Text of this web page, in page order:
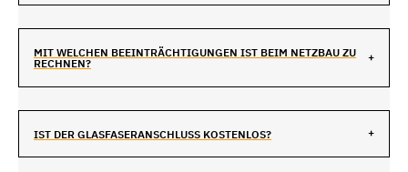
MIT WELCHEN BEEINTRÄCHTIGUNGEN IST BEIM NETZBAU ZU
RECHNEN?
IST DER GLASFASERANSCHLUSS KOSTENLOS?